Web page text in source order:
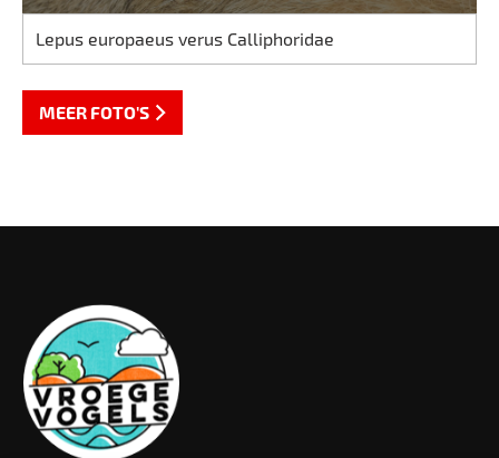
Lepus europaeus verus Calliphoridae
MEER FOTO'S